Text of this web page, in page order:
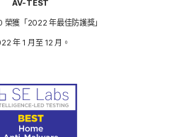
AV-TEST
獲「2022 年最佳防護獎」
年 1 月至 12 月。